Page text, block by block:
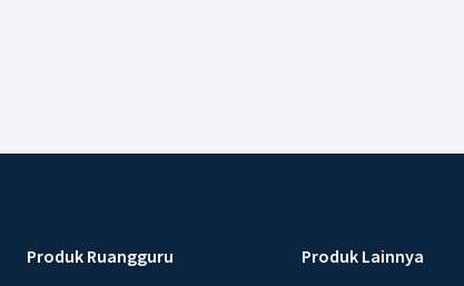
Produk Ruangguru Produk Lainnya